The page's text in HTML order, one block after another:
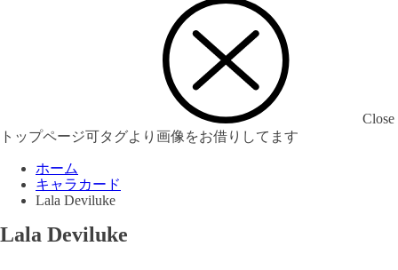
Close
トップページ可タグより画像をお借りしてます
ホーム
キャラカード
Lala Deviluke
Lala Deviluke